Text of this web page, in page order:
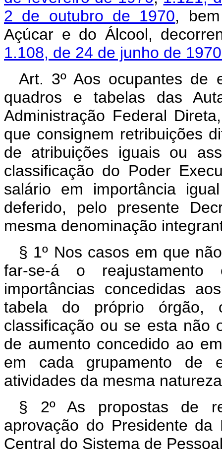
2 de outubro de 1970,
Açúcar e do Álcool,
1.108, de 24 de junho de
Art. 3º Aos ocupantes de
quadros e tabelas das
Administração Federal
que consignem retribuições
de atribuições iguais ou
classificação do Poder
salário em importância
deferido, pelo presente
mesma denominação
§ 1º Nos casos em que
far-se-á o reajustamento
importâncias concedidas
tabela do próprio órgão,
classificação ou se esta não
de aumento concedido ao
em cada grupamento de
atividades da mesma
§ 2º As propostas de
aprovação do Presidente
Central do Sistema de